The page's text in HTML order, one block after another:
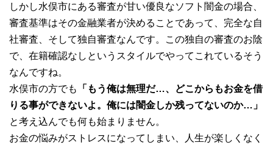
しかし水俣市にある審査が甘い優良なソフト闇金の場合、
審査基準はその金融業者が決めることであって、完全な自
社審査、そして独自審査なんです。この独自の審査のお陰
で、在籍確認なしというスタイルでやってこれているそう
なんですね。
水俣市の方でも
「もう俺は無理だ…、どこからもお金を借
りる事ができないよ。俺には闇金しか残ってないのか…」
と考え込んでも何も始まりません。
お金の悩みがストレスになってしまい、人生が楽しくなく